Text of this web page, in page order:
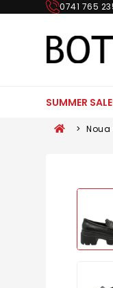
0741 765
SUMMER
> Noua